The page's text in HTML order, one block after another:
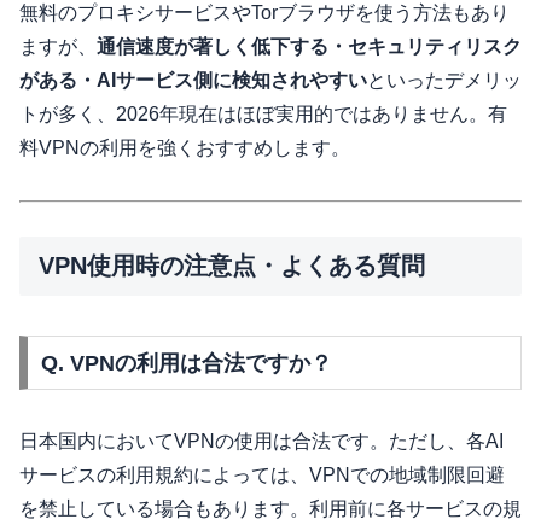
無料のプロキシサービスやTorブラウザを使う方法もあり
ますが、 通信速度が著しく低下する・セキュリティリスク
がある・AIサービス側に検知されやすいといったデメリッ
トが多く、2026年現在はほぼ実用的ではありません。有
料VPNの利用を強くおすすめします。
VPN使用時の注意点・よくある質問
Q. VPNの利用は合法ですか？
日本国内においてVPNの使用は合法です。ただし、各AI
サービスの利用規約によっては、VPNでの地域制限回避
を禁止している場合もあります。利用前に各サービスの規